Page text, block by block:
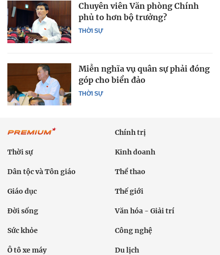
THỜI SỰ
Chuyên viên Văn phòng Chính
phủ to hơn bộ trưởng?
THỜI SỰ
Miễn nghĩa vụ quân sự phải đóng
góp cho biển đảo
Chính trị
Thời sự Kinh doanh
Dân tộc và Tôn giáo Thể thao
Giáo dục Thế giới
Đời sống Văn hóa - Giải trí
Sức khỏe Công nghệ
Ô tô xe máy Du lịch